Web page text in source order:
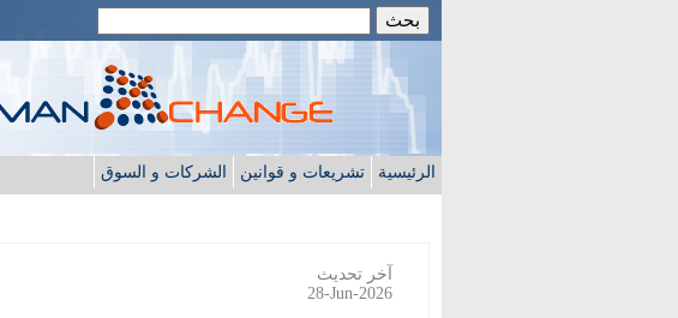
الرئيسية تشريعات و قوانين الشركات و السوق
آخر تحديث
28-Jun-2026